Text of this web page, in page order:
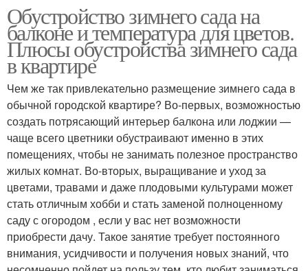
Обустройство зимнего сада на
балконе и температура для цветов.
Плюсы обустройства зимнего сада
в квартире
Чем же так привлекательно размещение зимнего сада в
обычной городской квартире? Во-первых, возможностью
создать потрясающий интерьер балкона или лоджии —
чаще всего цветники обустраивают именно в этих
помещениях, чтобы не занимать полезное пространство
жилых комнат. Во-вторых, выращивание и уход за
цветами, травами и даже плодовыми культурами может
стать отличным хобби и стать заменой полноценному
саду с огородом , если у вас нет возможности
приобрести дачу. Такое занятие требует постоянного
внимания, усидчивости и получения новых знаний, что